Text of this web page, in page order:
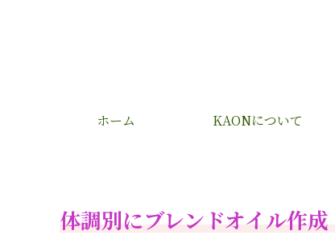
ホーム KAONについて
体調別にブレンドオイル作成